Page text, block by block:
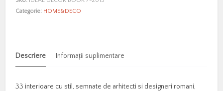
Categorie: HOME&DECO
Descriere Informații suplimentare
33 interioare cu stil, semnate de arhitecti si designeri romani,